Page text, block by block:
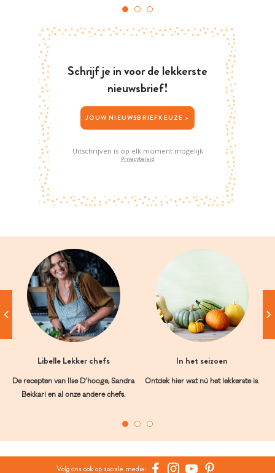
Schrijf je in voor de lekkerste
nieuwsbrief!
JOUW NIEUWSBRIEFKEUZE >
Uitschrijven is op elk moment mogelijk
Privacybeleid
Libelle Lekker chefs
De recepten van Ilse D’hooge, Sandra
Bekkari en al onze andere chefs.
In het seizoen
Ontdek hier wat nú het lekkerste is.
Volg ons ook op sociale media: